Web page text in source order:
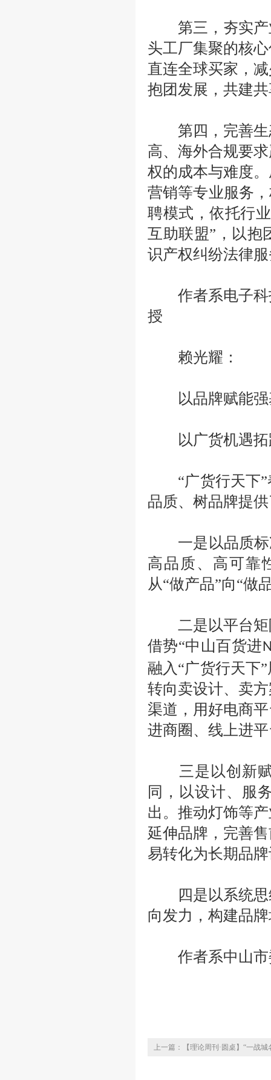
第三，夯实产
头工厂集聚的核
直连全球买家，
抱团发展，共建
第四，完善生
高、海外合规要
权的成本与难度
营销等专业服务
聘模式，依托行
互助联盟”，以抱
识产权纠纷法律
作者系电子科
授
赖光耀：
以品牌赋能强
以广货机遇拓
“广货行天下
品质、树品牌提
一是以品质标
高品质、高可靠
从“做产品”向“做
二是以平台矩
借势“中山百货进
融入“广货行天下
转向卖设计、卖
渠道，用好电商
进商圈、线上进
三是以创新赋
同，以设计、服
出。推动灯饰等
延伸品牌，完善
易转化为长期品
四是以系统思
向发力，构建品
作者系中山市
上一篇：【理论周刊·圆桌】“一战